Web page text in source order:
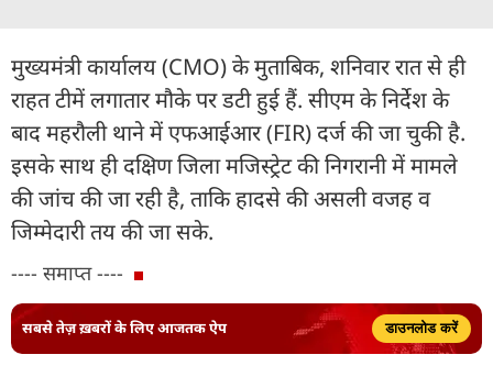
मुख्यमंत्री कार्यालय (CMO) के मुताबिक, शनिवार रात से ही
राहत टीमें लगातार मौके पर डटी हुई हैं. सीएम के निर्देश के
बाद महरौली थाने में एफआईआर (FIR) दर्ज की जा चुकी है.
इसके साथ ही दक्षिण जिला मजिस्ट्रेट की निगरानी में मामले
की जांच की जा रही है, ताकि हादसे की असली वजह व
जिम्मेदारी तय की जा सके.
---- समाप्त ----
सबसे तेज़ ख़बरों के लिए आजतक ऐप डाउनलोड करें